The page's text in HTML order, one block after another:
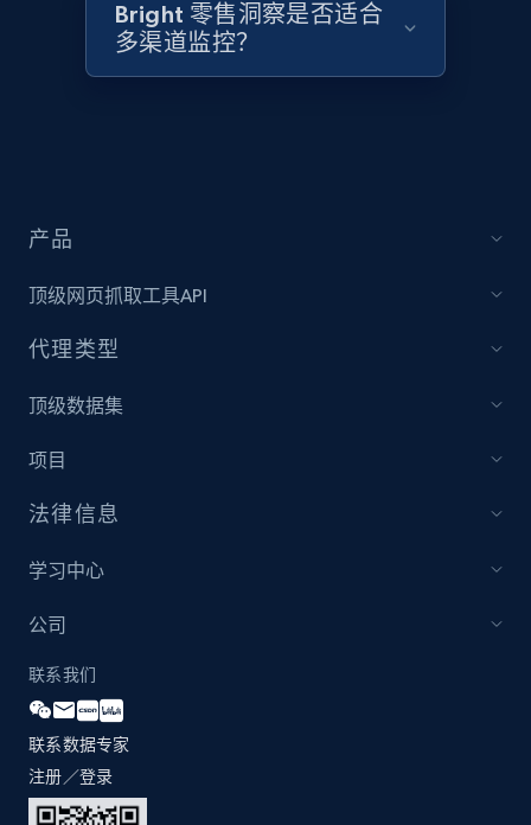
Title, Seller name, Brand, Description, Initial
more.
2.1K+
products from Brands URLs
price, Currency, Availability, Reviews count, and
Home Depot US
URL, Domain, Country code, Model number,
Bright 零售洞察是否适合
多渠道监控？
产品
顶级网页抓取工具API
代理类型
顶级数据集
项目
法律信息
学习中心
公司
联系我们
联系数据专家
注册／登录